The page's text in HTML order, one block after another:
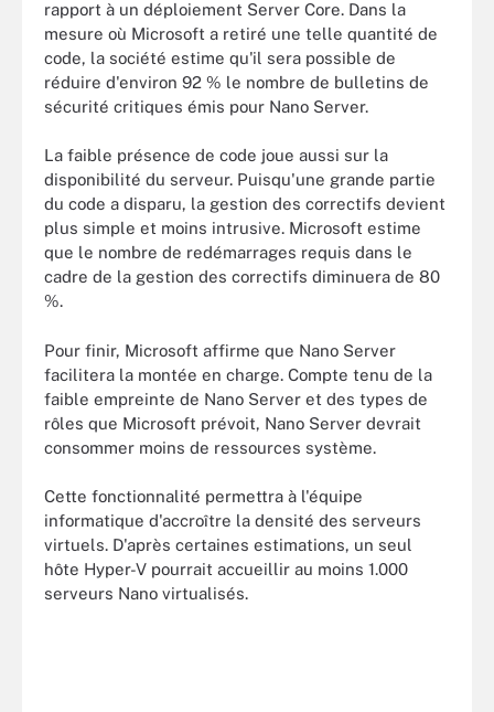
rapport à un déploiement Server Core. Dans la
mesure où Microsoft a retiré une telle quantité de
code, la société estime qu'il sera possible de
réduire d'environ 92 % le nombre de bulletins de
sécurité critiques émis pour Nano Server.
La faible présence de code joue aussi sur la
disponibilité du serveur. Puisqu'une grande partie
du code a disparu, la gestion des correctifs devient
plus simple et moins intrusive. Microsoft estime
que le nombre de redémarrages requis dans le
cadre de la gestion des correctifs diminuera de 80
%.
Pour finir, Microsoft affirme que Nano Server
facilitera la montée en charge. Compte tenu de la
faible empreinte de Nano Server et des types de
rôles que Microsoft prévoit, Nano Server devrait
consommer moins de ressources système.
Cette fonctionnalité permettra à l'équipe
informatique d'accroître la densité des serveurs
virtuels. D'après certaines estimations, un seul
hôte Hyper-V pourrait accueillir au moins 1.000
serveurs Nano virtualisés.